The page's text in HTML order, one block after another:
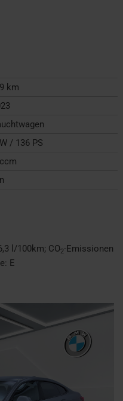
km
/ 136 PS
l/100km; CO2-Emissionen
E